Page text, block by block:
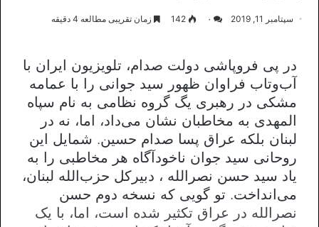
سپتامبر 11, 2019 ۰ 142 زمان تقریبی مطالعه 4 دقیقه
در پی فروپاشی دولت صدام، تلویزیون ایران با
آب‌وتاب فراوان ظهور سید جوانی را با عمامه
مشکی در رهبری یگ گروه نظامی به نام سپاه
المهدی به مخاطبان نشان می‌داد، اما، نه در
لبنان بلکه عراق پسا صدام حسین. شمایل این
روحانی سید جوان ناخودآگاه هر مخاطبی را به
یاد سید حسن نصرالله ، دبیرکل حزب‌الله لبنان،
می‌انداخت. تو گویی که نسخه دوم حسن
نصرالله در عراق تکثیر شده است، اما، با یک